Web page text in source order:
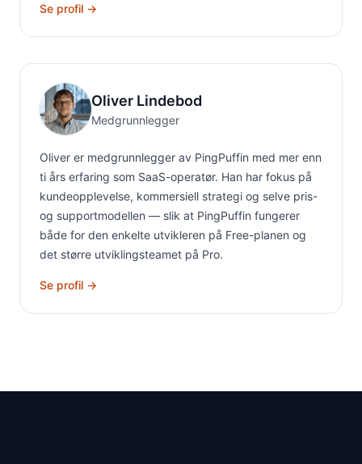
Se profil →
Oliver Lindebod
Medgrunnlegger
Oliver er medgrunnlegger av PingPuffin med mer enn
ti års erfaring som SaaS-operatør. Han har fokus på
kundeopplevelse, kommersiell strategi og selve pris-
og supportmodellen — slik at PingPuffin fungerer
både for den enkelte utvikleren på Free-planen og
det større utviklingsteamet på Pro.
Se profil →